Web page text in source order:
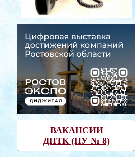
ВАКАНСИИ
ДПТК (ПУ № 8)